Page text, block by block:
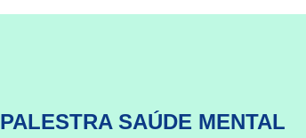
PALESTRA SAÚDE MENTAL